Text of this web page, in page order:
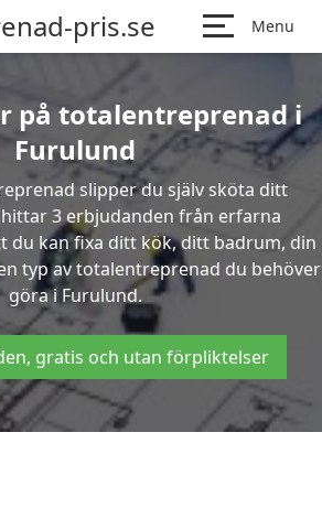
pris.se Menu
på totalentreprenad i
Furulund
slipper du själv sköta ditt
3 erbjudanden från erfarna
du kan fixa ditt kök, ditt badrum, din
typ av totalentreprenad du behöver
göra i Furulund.
gratis och utan förpliktelser